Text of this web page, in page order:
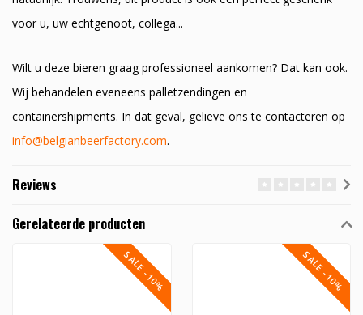
voor u, uw echtgenoot, collega...
Wilt u deze bieren graag professioneel aankomen? Dat kan ook.
Wij behandelen eveneens palletzendingen en
containershipments. In dat geval, gelieve ons te contacteren op
info@belgianbeerfactory.com.
Reviews
Gerelateerde producten
SALE -10% SALE -10%